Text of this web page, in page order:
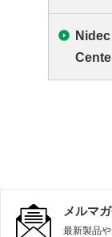
メルマ
最新製品